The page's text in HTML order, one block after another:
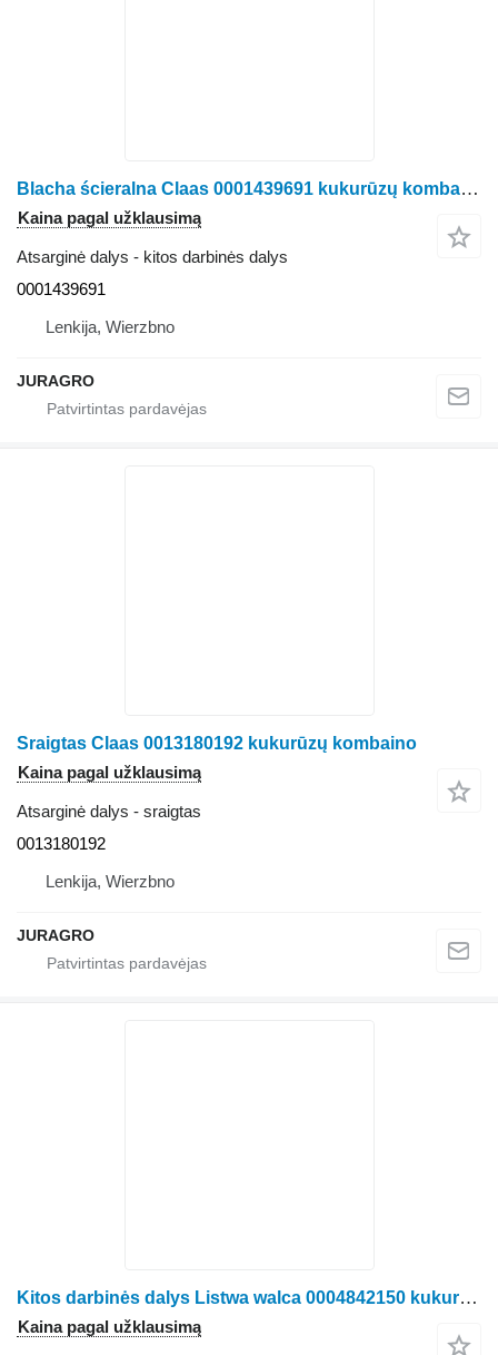
Blacha ścieralna Claas 0001439691 kukurūzų kombaino Claas Jaguar
Kaina pagal užklausimą
Atsarginė dalys - kitos darbinės dalys
0001439691
Lenkija, Wierzbno
JURAGRO
Sraigtas Claas 0013180192 kukurūzų kombaino
Kaina pagal užklausimą
Atsarginė dalys - sraigtas
0013180192
Lenkija, Wierzbno
JURAGRO
Kitos darbinės dalys Listwa walca 0004842150 kukurūzų kombaino Claas Jaguar
Kaina pagal užklausimą